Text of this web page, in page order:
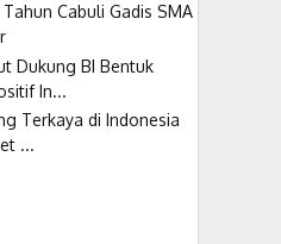
Cabuli Gadis SMA
Dukung BI Bentuk
In...
Terkaya di Indonesia
...